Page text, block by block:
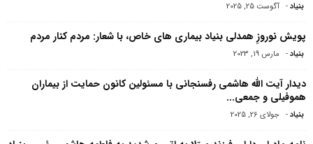
بنیاد- آگوست 25, 2025
پویش نوروزِ همدلی بنیاد بیماری های خاص، با شعار: مردم کنار مردم
بنیاد- مارس 19, 2023
دیدار آیت الله هاشمی رفسنجانی با مسئولین کانون حمایت از بیماران
هموفیلى و جمعى...
بنیاد- جولای 26, 2025